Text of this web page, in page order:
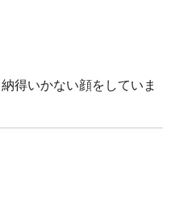
得いかない顔をしていま